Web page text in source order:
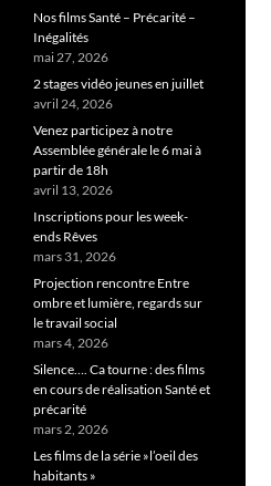
Nos films Santé – Précarité –
Inégalités
mai 27, 2026
2 stages vidéo jeunes en juillet
avril 24, 2026
Venez participez à notre
Assemblée générale le 6 mai à
partir de 18h
avril 13, 2026
Inscriptions pour les week-
ends Rêves
mars 31, 2026
Projection rencontre Entre
ombre et lumière, regards sur
le travail social
mars 4, 2026
Silence…. Ca tourne : des films
en cours de réalisation Santé et
précarité
mars 2, 2026
Les films de la série »l’oeil des
habitants »